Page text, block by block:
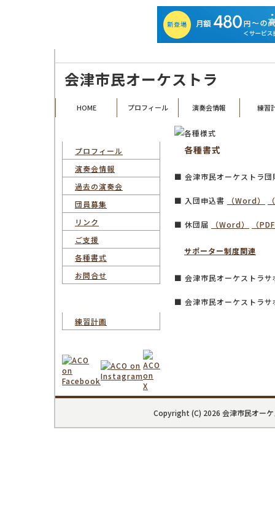
会津市民オーケストラ
HOME プロフィール 演奏会情報 練習
各種書式
■ 会津市民オーケストラ
■ 入団申込書 （Word）
■ 休団届 （Word） （
サポーター制度関連
■ 会津市民オーケストラ
■ 会津市民オーケストラ
プロフィール
演奏会情報
過去の演奏会
団員募集
リンク
ご支援
各種書式
お問合せ
練習計画
Copyright (C) 2026 会津市民オー